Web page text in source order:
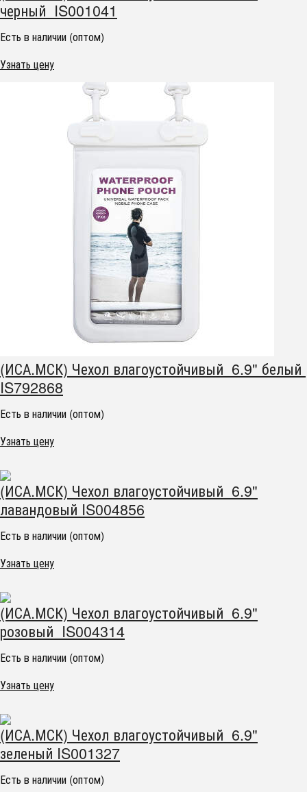
черный IS001041
Есть в наличии (оптом)
Узнать цену
(ИСА.МСК) Чехол влагоустойчивый 6.9" белый
IS792868
Есть в наличии (оптом)
Узнать цену
(ИСА.МСК) Чехол влагоустойчивый 6.9"
лавандовый IS004856
Есть в наличии (оптом)
Узнать цену
(ИСА.МСК) Чехол влагоустойчивый 6.9"
розовый IS004314
Есть в наличии (оптом)
Узнать цену
(ИСА.МСК) Чехол влагоустойчивый 6.9"
зеленый IS001327
Есть в наличии (оптом)